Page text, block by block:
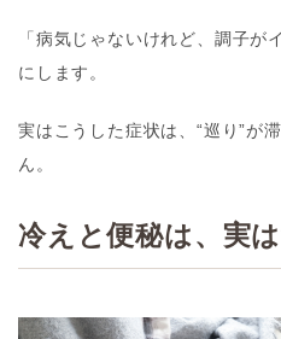
「病気じゃないけれど、調子
にします。
実はこうした症状は、 “巡り”が
ん。
冷えと便秘は、実